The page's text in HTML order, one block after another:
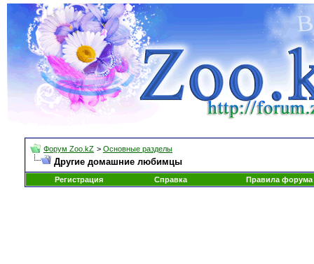
Форум Zoo.kZ > Основные разделы
Другие домашние любимцы
Регистрация Справка Правила форума